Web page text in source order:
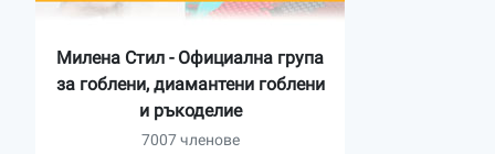
Милена Стил - Официална група
за гоблени, диамантени гоблени
и ръкоделие
7007 членове